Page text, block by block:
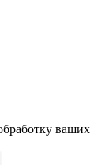
ваших